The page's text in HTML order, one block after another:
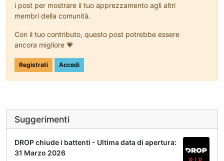
i post per mostrare il tuo apprezzamento agli altri
membri della comunità.
Con il tuo contributo, questo post potrebbe essere
ancora migliore 💗
Registrati Accedi
Suggerimenti
DROP chiude i battenti - Ultima data di apertura:
31 Marzo 2026